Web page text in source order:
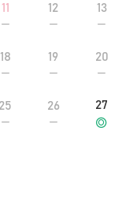
11 12 13
18 19 20
25 26 27